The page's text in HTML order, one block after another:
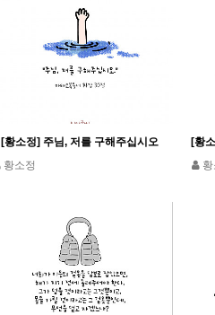
[황소정] 주님, 저를 구해주십시오
황소정